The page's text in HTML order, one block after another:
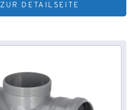
ZUR DETAILSEITE